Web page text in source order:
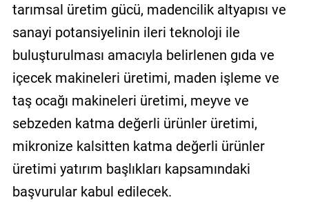
tarımsal üretim gücü, madencilik altyapısı ve
sanayi potansiyelinin ileri teknoloji ile
buluşturulması amacıyla belirlenen gıda ve
içecek makineleri üretimi, maden işleme ve
taş ocağı makineleri üretimi, meyve ve
sebzeden katma değerli ürünler üretimi,
mikronize kalsitten katma değerli ürünler
üretimi yatırım başlıkları kapsamındaki
başvurular kabul edilecek.